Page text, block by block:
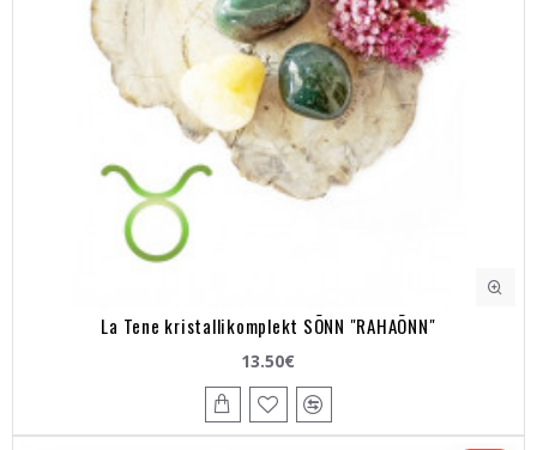
La Tene kristallikomplekt SÕNN "RAHAÕNN"
13.50€